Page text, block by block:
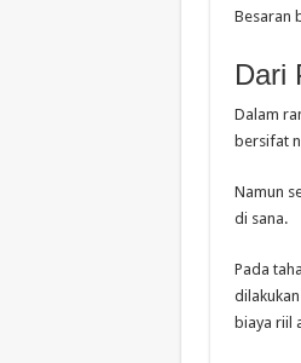
Besaran
Dari
Dalam
bersifat
Namun
di sana.
Pada
biaya riil